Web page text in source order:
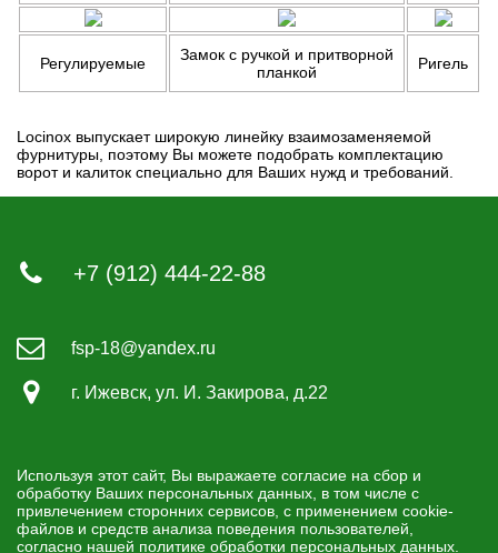
Регулируемые
Замок с ручкой и притворной
планкой
Ригель
Locinox выпускает широкую линейку взаимозаменяемой
фурнитуры, поэтому Вы можете подобрать комплектацию
ворот и калиток специально для Ваших нужд и требований.
+7 (912) 444-22-88
fsp-18@yandex.ru
г. Ижевск, ул. И. Закирова, д.22
Используя этот сайт, Вы выражаете согласие на сбор и
обработку Ваших персональных данных, в том числе с
привлечением сторонних сервисов, с применением cookie-
файлов и средств анализа поведения пользователей,
согласно нашей политике обработки персональных данных.